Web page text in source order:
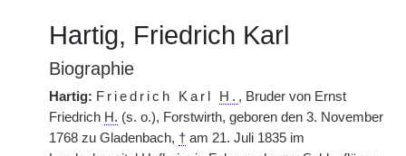
Hartig, Friedrich Karl
Biographie
Hartig: Friedrich Karl H. , Bruder von Ernst
Friedrich H. (s. o.), Forstwirth, geboren den 3. November
1768 zu Gladenbach, † am 21. Juli 1835 im